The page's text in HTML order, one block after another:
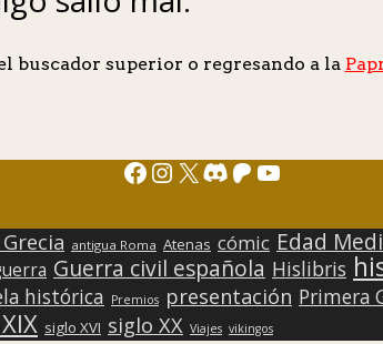
buscador superior o regresando a la
Facebook
Instagram
X Discord
Patreon
YouTube
antigua Roma Atenas cómic Edad
Guerra civil española Hislibris
histórica Premios presentación Primera
siglo XVI siglo XX Viajes vikingos